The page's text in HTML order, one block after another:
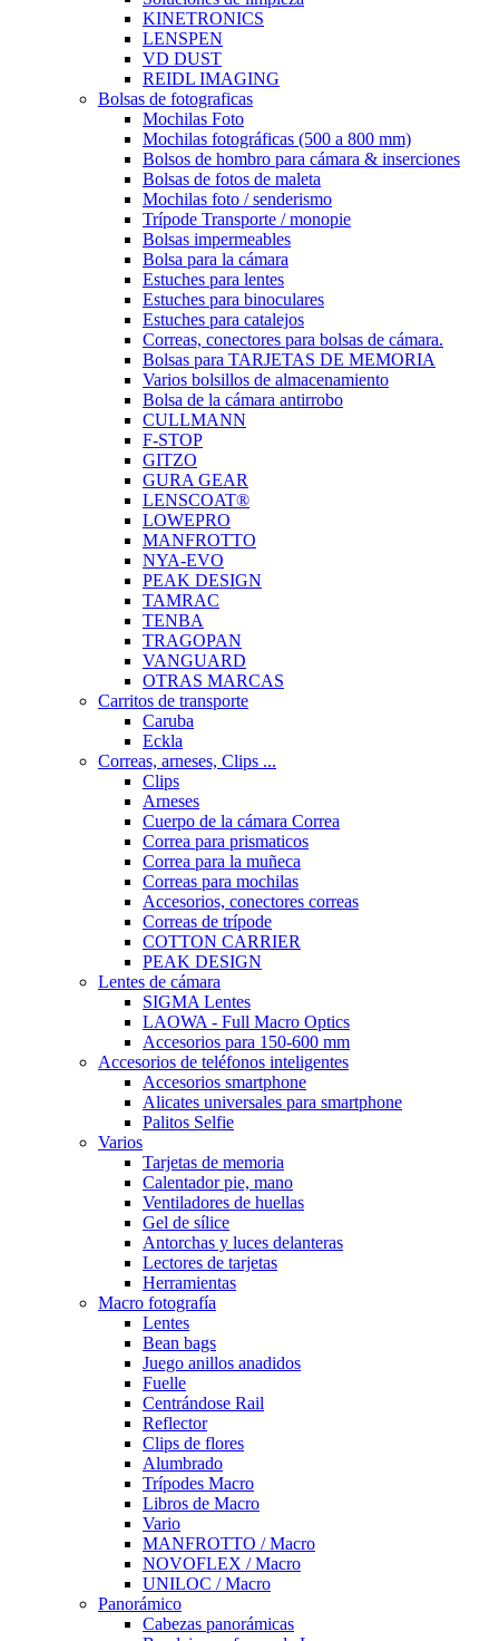
KINETRONICS
LENSPEN
VD DUST
REIDL IMAGING
Bolsas de fotograficas
Mochilas Foto
Mochilas fotográficas (500 a 800 mm)
Bolsos de hombro para cámara & inserciones
Bolsas de fotos de maleta
Mochilas foto / senderismo
Trípode Transporte / monopie
Bolsas impermeables
Bolsa para la cámara
Estuches para lentes
Estuches para binoculares
Estuches para catalejos
Correas, conectores para bolsas de cámara.
Bolsas para TARJETAS DE MEMORIA
Varios bolsillos de almacenamiento
Bolsa de la cámara antirrobo
CULLMANN
F-STOP
GITZO
GURA GEAR
LENSCOAT®
LOWEPRO
MANFROTTO
NYA-EVO
PEAK DESIGN
TAMRAC
TENBA
TRAGOPAN
VANGUARD
OTRAS MARCAS
Carritos de transporte
Caruba
Eckla
Correas, arneses, Clips ...
Clips
Arneses
Cuerpo de la cámara Correa
Correa para prismaticos
Correa para la muñeca
Correas para mochilas
Accesorios, conectores correas
Correas de trípode
COTTON CARRIER
PEAK DESIGN
Lentes de cámara
SIGMA Lentes
LAOWA - Full Macro Optics
Accesorios para 150-600 mm
Accesorios de teléfonos inteligentes
Accesorios smartphone
Alicates universales para smartphone
Palitos Selfie
Varios
Tarjetas de memoria
Calentador pie, mano
Ventiladores de huellas
Gel de sílice
Antorchas y luces delanteras
Lectores de tarjetas
Herramientas
Macro fotografía
Lentes
Bean bags
Juego anillos anadidos
Fuelle
Centrándose Rail
Reflector
Clips de flores
Alumbrado
Trípodes Macro
Libros de Macro
Vario
MANFROTTO / Macro
NOVOFLEX / Macro
UNILOC / Macro
Panorámico
Cabezas panorámicas